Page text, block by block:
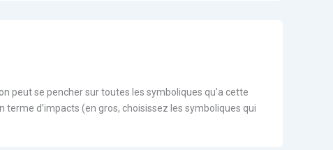
peut se pencher sur toutes les symboliques qu’a cette
d’impacts (en gros, choisissez les symboliques qui